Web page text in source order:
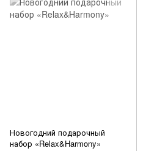
Новогодний подарочный
набор «Relax&Harmony»